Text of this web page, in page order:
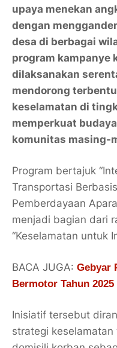
upaya menekan
dengan
desa di berbagai
program kampanye
dilaksanakan
mendorong
keselamatan di
memperkuat
komunitas masing-
Program bertajuk
Transportasi
Pemberdayaan
menjadi bagian dari
“Keselamatan untuk
BACA JUGA: Gebyar
Bermotor Tahun 2025
Inisiatif tersebut
strategi